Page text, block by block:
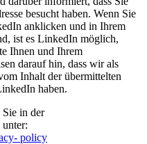
besucht haben. Wenn Sie
anklicken und in Ihrem
ist es LinkedIn möglich,
Ihnen und Ihrem
darauf hin, dass wir als
Inhalt der übermittelten
haben.
in der
policy